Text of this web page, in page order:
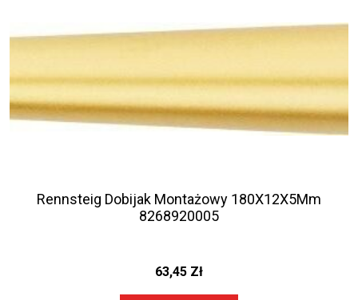
Rennsteig Dobijak Montażowy 180X12X5Mm
8268920005
63,45 Zł